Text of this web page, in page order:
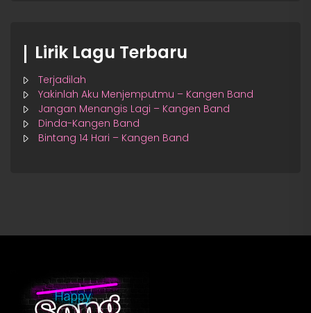
Lirik Lagu Terbaru
Terjadilah
Yakinlah Aku Menjemputmu – Kangen Band
Jangan Menangis Lagi – Kangen Band
Dinda-Kangen Band
Bintang 14 Hari – Kangen Band